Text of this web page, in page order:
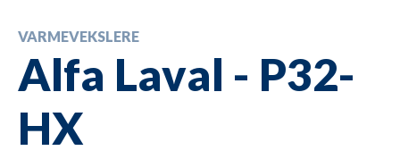
VARMEVEKSLERE
Alfa Laval - P32-
HX